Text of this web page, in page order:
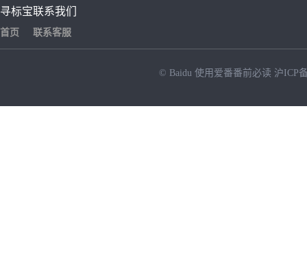
寻标宝
首页
联系我们
联系客服
© Baidu 使用爱番番前必读 沪ICP